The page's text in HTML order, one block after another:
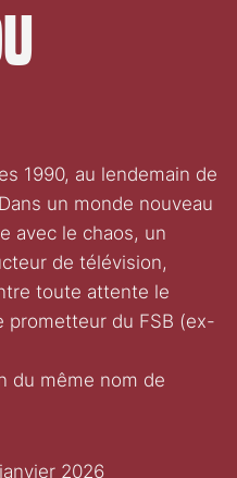
1990, au lendemain de
un monde nouveau
avec le chaos, un
de télévision,
toute attente le
prometteur du FSB (ex-
du même nom de
2026